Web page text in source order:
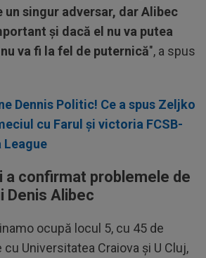
un singur adversar, dar Alibec
şi dacă el nu va putea
va fi la fel de puternică", a spus
Dennis Politic! Ce a spus Zeljko
cu Farul și victoria FCSB-
League
a confirmat problemele de
Denis Alibec
ocupă locul 5, cu 45 de
Universitatea Craiova și U Cluj,